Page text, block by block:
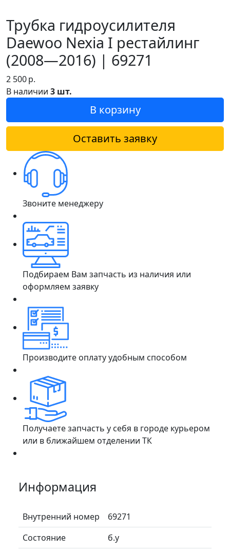
Трубка гидроусилителя
Daewoo Nexia I рестайлинг
(2008—2016) | 69271
2 500р.
В наличии 3 шт.
В корзину
Оставить заявку
Звоните менеджеру
Подбираем Вам запчасть из наличия или
оформляем заявку
Производите оплату удобным способом
Получаете запчасть у себя в городе курьером
или в ближайшем отделении ТК
Информация
Внутренний номер
69271
Состояние
б.у